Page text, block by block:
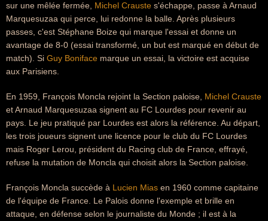
sur une mêlée fermée, Michel Crauste s'échappe, passe à Arnaud
Marquesuzaa qui perce, lui redonne la balle. Après plusieurs
passes, c'est Stéphane Boize qui marque l'essai et donne un
avantage de 8-0 (essai transformé, un but est marqué en début de
match). Si Guy Boniface marque un essai, la victoire est acquise
aux Parisiens.
En 1959, François Moncla rejoint la Section paloise, Michel Crauste
et Arnaud Marquesuzaa signent au FC Lourdes pour revenir au
pays. Le jeu pratiqué par Lourdes est alors la référence. Au départ,
les trois joueurs signent une licence pour le club du FC Lourdes
mais Roger Lerou, président du Racing club de France, effrayé,
refuse la mutation de Moncla qui choisit alors la Section paloise.
François Moncla succède à Lucien Mias en 1960 comme capitaine
de l'équipe de France. Le Palois donne l'exemple et brille en
attaque, en défense selon le journaliste du Monde ; il est à la